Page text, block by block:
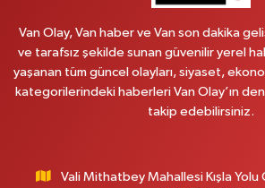
Van Olay, Van haber ve Van son dakika
ve tarafsız şekilde sunan güvenilir yerel
yaşanan tüm güncel olayları, siyaset,
kategorilerindeki haberleri Van Olay’ın
takip edebilirsiniz.
Vali Mithatbey Mahallesi Kışla